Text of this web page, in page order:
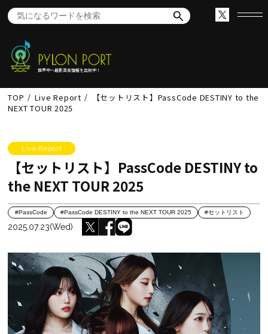
世界中へ最新音楽情報を出航中！
TOP Live Report
【セットリスト】PassCode DESTINY to the
NEXT TOUR 2025
Live Report
【セットリスト】PassCode DESTINY to
the NEXT TOUR 2025
#PassCode #PassCode DESTINY to the NEXT TOUR 2025 #セットリスト
2025.07.23(Wed)